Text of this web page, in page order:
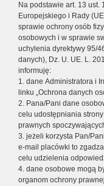
Na podstawie art. 13 ust.
Europejskiego i Rady
sprawie ochrony osób
osobowych i w sprawie
uchylenia dyrektywy 95/
danych), Dz. U. UE. L.
informuję:
1. dane Administratora i
linku „Ochrona danych
2. Pana/Pani dane
celu udostępniania
prawnych
3. jeżeli korzysta Pan/
e-mail placówki to
celu udzielenia
4. dane osobowe mogą
organom ochrony